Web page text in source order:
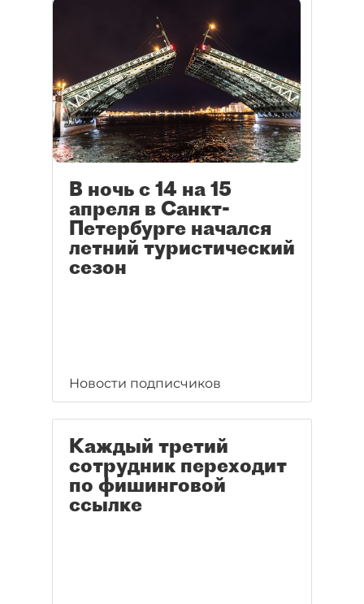
В ночь с 14 на 15
апреля в Санкт-
Петербурге начался
летний туристический
сезон
Новости подписчиков
Каждый третий
сотрудник переходит
по фишинговой
ссылке